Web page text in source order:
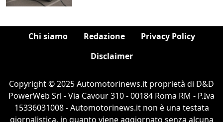
Chi siamo Redazione
Privacy Policy
Disclaimer
Copyright © 2025 Automotorinews.it proprietà di D&D
PowerWeb Srl - Via Cavour 310 - 00184 Roma RM - P.Iva
15336031008 - Automotorinews.it non è una testata
giornalistica, in quanto viene aggiornato senza alcuna